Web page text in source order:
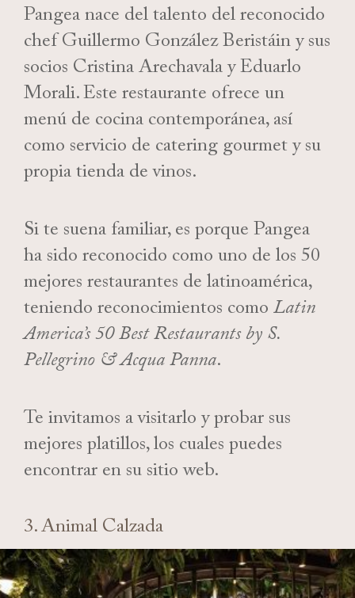
Pangea nace del talento del reconocido
chef Guillermo González Beristáin y sus
socios Cristina Arechavala y Eduarlo
Morali. Este restaurante ofrece un
menú de cocina contemporánea, así
como servicio de catering gourmet y su
propia tienda de vinos.
Si te suena familiar, es porque Pangea
ha sido reconocido como uno de los 50
mejores restaurantes de latinoamérica,
teniendo reconocimientos comoLatin
America’s 50 Best Restaurants by S.
Pellegrino & Acqua Panna.
Te invitamos a visitarlo y probar sus
mejores platillos, los cuales puedes
encontrar en su sitio web.
3. Animal Calzada